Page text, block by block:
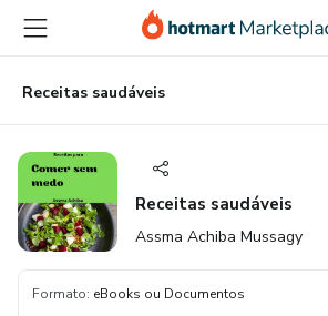
para
conteúdo
principal
para
pagamento
para
rodapé
Receitas saudáveis
Receitas saudáveis
Assma Achiba Mussagy
Formato: eBooks ou Documentos